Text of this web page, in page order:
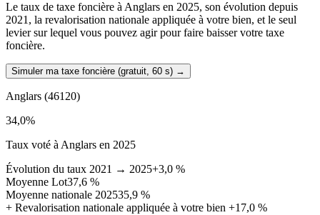
Le taux de taxe foncière à Anglars en 2025, son évolution depuis
2021, la revalorisation nationale appliquée à votre bien, et le seul
levier sur lequel vous pouvez agir pour faire baisser votre taxe
foncière.
Simuler ma taxe foncière (gratuit, 60 s) →
Anglars (46120)
34,0%
Taux voté à Anglars en 2025
Évolution du taux 2021 → 2025+3,0 %
Moyenne Lot37,6 %
Moyenne nationale 202535,9 %
+ Revalorisation nationale appliquée à votre bien +17,0 %